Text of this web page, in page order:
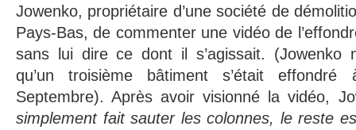
Jowenko, propriétaire d’une société de
Pays-Bas, de commenter une vidéo de
sans lui dire ce dont il s’agissait. (Jowenko
qu’un troisième bâtiment s’était
Septembre). Après avoir visionné la vidéo,
simplement fait sauter les colonnes, le reste